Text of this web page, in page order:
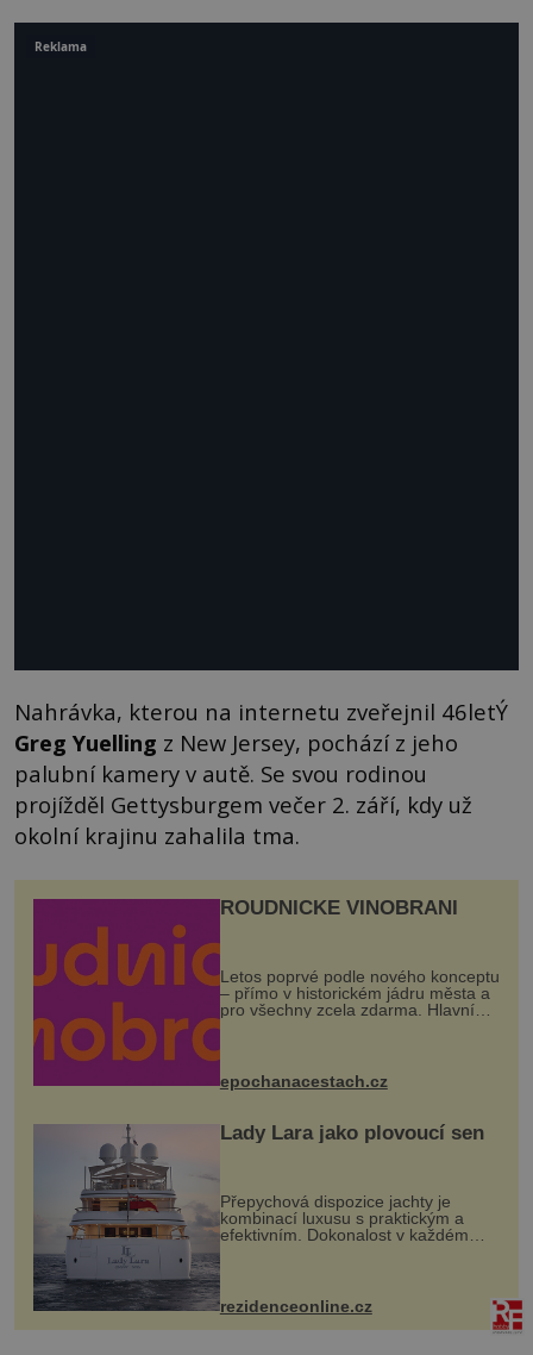
Nahrávka, kterou na internetu zveřejnil 46letÝ
Greg Yuelling z New Jersey, pochází z jeho
palubní kamery v autě. Se svou rodinou
projížděl Gettysburgem večer 2. září, kdy už
okolní krajinu zahalila tma.
ROUDNICKÉ VINOBRANÍ
Letos poprvé podle nového konceptu
– přímo v historickém jádru města a
pro všechny zcela zdarma. Hlavní
program se odehraje na Karlově a
mohou těšit na víno, burčák, pes...
epochanacestach.cz
Lady Lara jako plovoucí sen
Přepychová dispozice jachty je
kombinací luxusu s praktickým a
efektivním. Dokonalost v každém
detailu představuje značka Fendi
Casa, kterou byly vybaveny její
paluby. Monacký přístav nabízí
každoročn...
rezidenceonline.cz
Reklama